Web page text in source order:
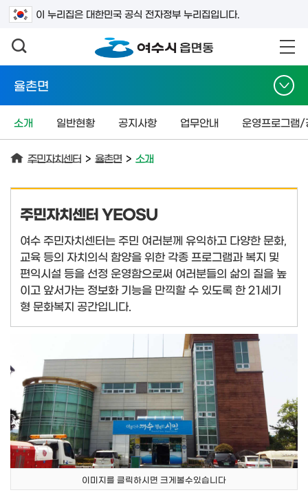
이 누리집은 대한민국 공식 전자정부 누리집입니다.
검색어를 입력하세요
율촌면
소개 일반현황 공지사항 업무안내 운영프로그램/
주민자치센터 > 율촌면 > 소개
주민자치센터 YEOSU
여수 주민자치센터는 주민 여러분께 유익하고 다양한 문화,
교육 등의 자치의식 함양을 위한 각종 프로그램과 복지 및
편익시설 등을 선정 운영함으로써 여러분들의 삶의 질을 높
이고 앞서가는 정보화 기능을 만끽할 수 있도록 한 21세기
형 문화복지 공간입니다.
이미지를 클릭하시면 크게볼수있습니다